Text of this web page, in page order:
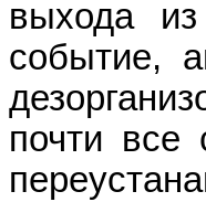
выхода
событие,
почти все